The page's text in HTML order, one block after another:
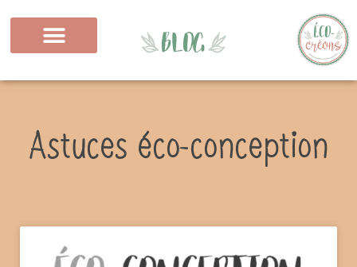
Astuces éco-conception